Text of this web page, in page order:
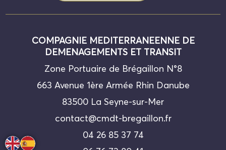
COMPAGNIE MEDITERRANEENNE DE
DEMENAGEMENTS ET TRANSIT
Zone Portuaire de Brégaillon N°8
663 Avenue 1ère Armée Rhin Danube
83500 La Seyne-sur-Mer
contact@cmdt-bregaillon.fr
04 26 85 37 74